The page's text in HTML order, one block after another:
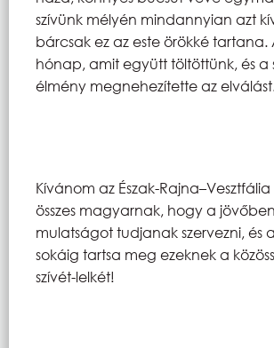
szívünk mélyén mindannyian azt
bárcsak ez az este örökké tartana.
hónap, amit együtt töltöttünk, és a
élmény megnehezítette az
Kívánom az Észak-
összes magyarnak, hogy a jövőben
mulatságot tudjanak szervezni, és
sokáig tartsa meg ezeknek a
szívét-lelkét!